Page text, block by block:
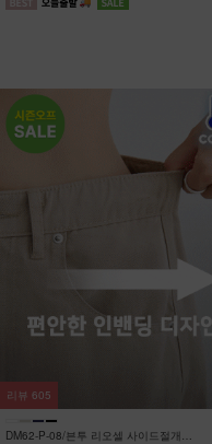
DM62-P-08/븐투 리오셀 사이드절개팬
리뷰 605